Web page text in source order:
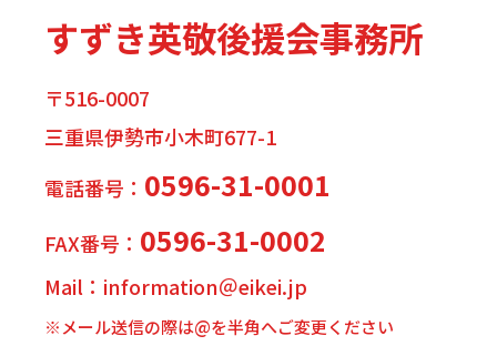
すずき英敬後援会事務所
〒516-0007
三重県伊勢市小木町677-1
電話番号： 0596-31-0001
FAX番号： 0596-31-0002
Mail：information＠eikei.jp
※メール送信の際は@を半角へご変更ください